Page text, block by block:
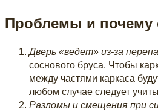
Проблемы и почему
Дверь «ведет» из-за
соснового бруса. Чтобы
между частями каркаса
любом случае следует
Разломы и смещения при